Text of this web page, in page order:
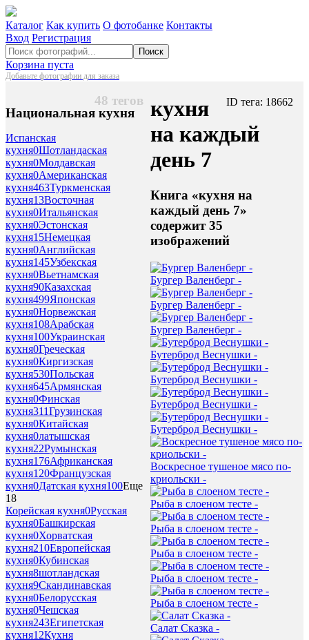
Каталог Как купить О фотобанке Контакты
Вход Регистрация
Поиск
Корзина пуста
Добавьте фотографии для заказа
48 тегов
Национальная кухня
Испанская
кухня0Шотландаская
кухня0Молдавская
кухня0Американская
кухня463Туркменская
кухня13Восточная
кухня0Итальянская
кухня0Эстонская
кухня15Немецкая
кухня0Английская
кухня145Узбекская
кухня0Вьетнамская
кухня90Казахская
кухня499Японская
кухня0Норвежская
кухня108Арабская
кухня100Украинская
кухня0Греческая
кухня0Киргизская
кухня530Польская
кухня645Армянская
кухня0Финская
кухня311Грузинская
кухня0Китайская
кухня0латышская
кухня22Румынская
кухня176Африканская
кухня120Французская
кухня0Датская кухня100Еще
18
Корейская кухня0Русская
кухня0Башкирская
кухня0Хорватская
кухня210Европейская
кухня0Кубинская
кухня8шотландская
кухня9Скандинавская
кухня0Белорусская
кухня0Чешская
кухня243Египетская
кухня12Кухня
ID тега: 18662
кухня
на каждый
день 7
Книга «кухня на
каждый день 7»
содержит 35
изображений
Бургер Валенберг -
Бургер Валенберг -
Бургер Валенберг -
Бутерброд Веснушки -
Бутерброд Веснушки -
Бутерброд Веснушки -
Бутерброд Веснушки -
Воскресное тушеное мясо по-
криольски -
Рыба в слоеном тесте -
Рыба в слоеном тесте -
Рыба в слоеном тесте -
Рыба в слоеном тесте -
Рыба в слоеном тесте -
Салат Сказка -